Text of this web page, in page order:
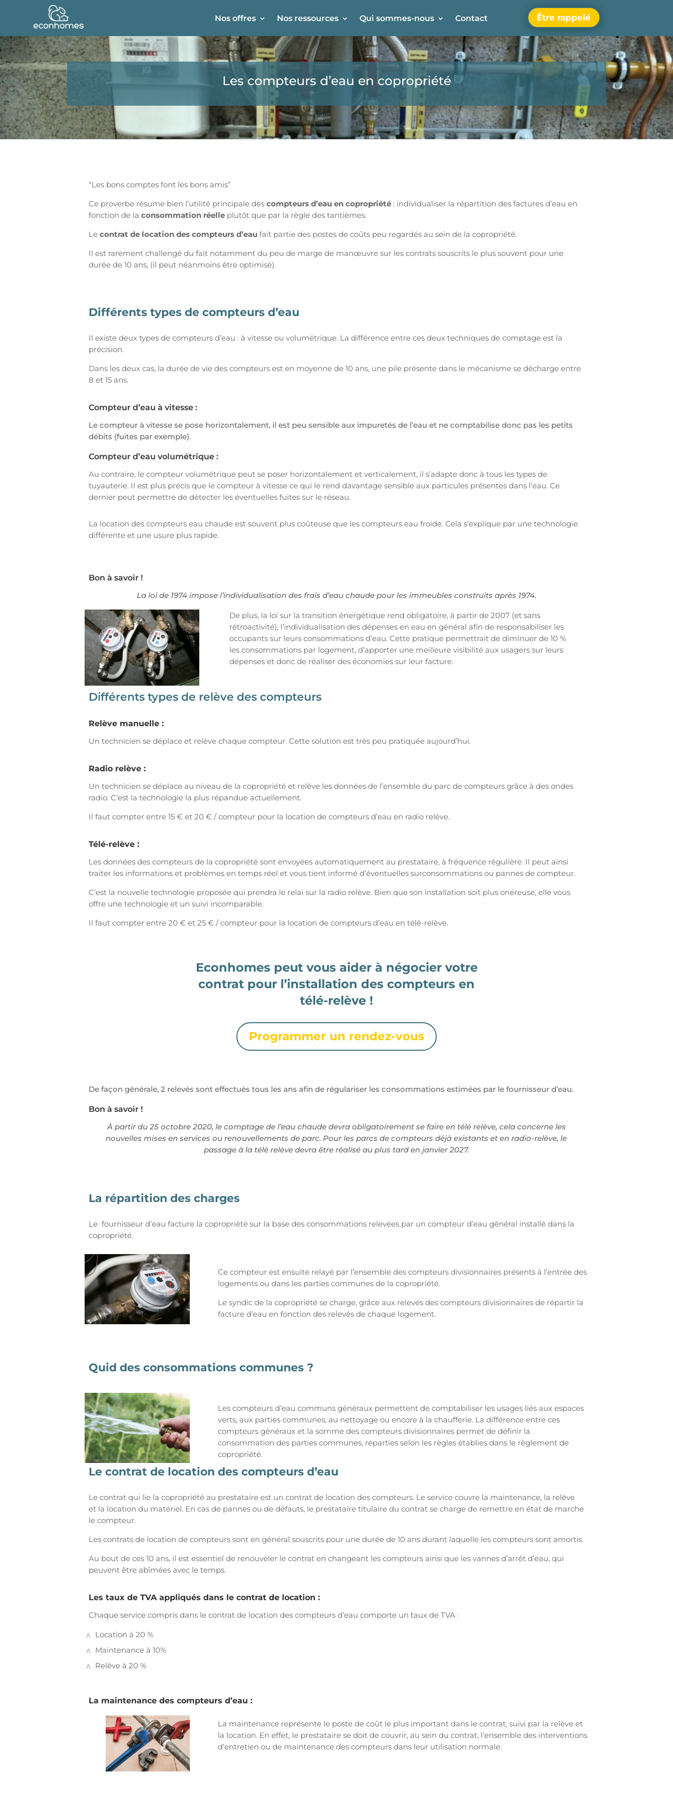
Nos offres Nos ressources Qui sommes-nous Contact Être rappelé
Les compteurs d’eau en copropriété
“Les bons comptes font les bons amis”
Ce proverbe résume bien l’utilité principale descompteurs d’eau en copropriété : individualiser la répartition des factures d’eau en
fonction de laconsommation réelle plutôt que par la règle des tantièmes.
Lecontrat de location des compteurs d’eau fait partie des postes de coûts peu regardés au sein de la copropriété.
Il est rarement challengé du fait notamment du peu de marge de manœuvre sur les contrats souscrits le plus souvent pour une
durée de 10 ans, (il peut néanmoins être optimisé).
Différents types de compteurs d’eau
Il existe deux types de compteurs d’eau : à vitesse ou volumétrique. La différence entre ces deux techniques de comptage est la
précision.
Dans les deux cas, la durée de vie des compteurs est en moyenne de 10 ans, une pile présente dans le mécanisme se décharge entre
8 et 15 ans.
Compteur d’eau à vitesse :
Le compteur à vitesse se pose horizontalement, il est peu sensible aux impuretés de l’eau et ne comptabilise donc pas les petits
débits (fuites par exemple).
Compteur d’eau volumétrique :
Au contraire, le compteur volumétrique peut se poser horizontalement et verticalement, il s’adapte donc à tous les types de
tuyauterie. Il est plus précis que le compteur à vitesse ce qui le rend davantage sensible aux particules présentes dans l’eau. Ce
dernier peut permettre de détecter les éventuelles fuites sur le réseau.
La location des compteurs eau chaude est souvent plus coûteuse que les compteurs eau froide. Cela s’explique par une technologie
différente et une usure plus rapide.
Bon à savoir !
La loi de 1974 impose l’individualisation des frais d’eau chaude pour les immeubles construits après 1974.
De plus, la loi sur la transition énergétique rend obligatoire, à partir de 2007 (et sans
rétroactivité), l’individualisation des dépenses en eau en général afin de responsabiliser les
occupants sur leurs consommations d’eau. Cette pratique permettrait de diminuer de 10 %
les consommations par logement, d’apporter une meilleure visibilité aux usagers sur leurs
dépenses et donc de réaliser des économies sur leur facture.
Différents types de relève des compteurs
Relève manuelle :
Un technicien se déplace et relève chaque compteur. Cette solution est très peu pratiquée aujourd’hui.
Radio relève :
Un technicien se déplace au niveau de la copropriété et relève les données de l’ensemble du parc de compteurs grâce à des ondes
radio. C’est la technologie la plus répandue actuellement.
Il faut compter entre 15 € et 20 € / compteur pour la location de compteurs d’eau en radio relève.
Télé-relève :
Les données des compteurs de la copropriété sont envoyées automatiquement au prestataire, à fréquence régulière. Il peut ainsi
traiter les informations et problèmes en temps réel et vous tient informé d’éventuelles surconsommations ou pannes de compteur.
C’est la nouvelle technologie proposée qui prendra le relai sur la radio relève. Bien que son installation soit plus onéreuse, elle vous
offre une technologie et un suivi incomparable.
Il faut compter entre 20 € et 25 € / compteur pour la location de compteurs d’eau en télé-relève.
Econhomes peut vous aider à négocier votre
contrat pour l’installation des compteurs en
télé-relève !
Programmer un rendez-vous
De façon générale, 2 relevés sont effectués tous les ans afin de régulariser les consommations estimées par le fournisseur d’eau.
Bon à savoir !
À partir du 25 octobre 2020, le comptage de l’eau chaude devra obligatoirement se faire en télé relève, cela concerne les
nouvelles mises en services ou renouvellements de parc. Pour les parcs de compteurs déjà existants et en radio-relève, le
passage à la télé relève devra être réalisé au plus tard en janvier 2027.
La répartition des charges
Le fournisseur d’eau facture la copropriété sur la base des consommations relevées par un compteur d’eau général installé dans la
copropriété.
Ce compteur est ensuite relayé par l’ensemble des compteurs divisionnaires présents à l’entrée des
logements ou dans les parties communes de la copropriété.
Le syndic de la copropriété se charge, grâce aux relevés des compteurs divisionnaires de répartir la
facture d’eau en fonction des relevés de chaque logement.
Quid des consommations communes ?
Les compteurs d’eau communs généraux permettent de comptabiliser les usages liés aux espaces
verts, aux parties communes, au nettoyage ou encore à la chaufferie. La différence entre ces
compteurs généraux et la somme des compteurs divisionnaires permet de définir la
consommation des parties communes, réparties selon les règles établies dans le règlement de
copropriété.
Le contrat de location des compteurs d’eau
Le contrat qui lie la copropriété au prestataire est un contrat de location des compteurs. Le service couvre la maintenance, la relève
et la location du matériel. En cas de pannes ou de défauts, le prestataire titulaire du contrat se charge de remettre en état de marche
le compteur.
Les contrats de location de compteurs sont en général souscrits pour une durée de 10 ans durant laquelle les compteurs sont amortis.
Au bout de ces 10 ans, il est essentiel de renouveler le contrat en changeant les compteurs ainsi que les vannes d’arrêt d’eau, qui
peuvent être abîmées avec le temps.
Les taux de TVA appliqués dans le contrat de location :
Chaque service compris dans le contrat de location des compteurs d’eau comporte un taux de TVA :
Location à 20 %
Maintenance à 10%
Relève à 20 %
La maintenance des compteurs d’eau :
La maintenance représente le poste de coût le plus important dans le contrat, suivi par la relève et
la location. En effet, le prestataire se doit de couvrir, au sein du contrat, l’ensemble des interventions
d’entretien ou de maintenance des compteurs dans leur utilisation normale.